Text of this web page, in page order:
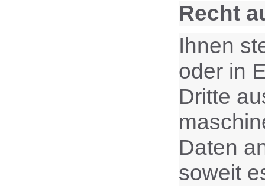
Recht
Ihnen
oder in
Dritte
Daten
soweit